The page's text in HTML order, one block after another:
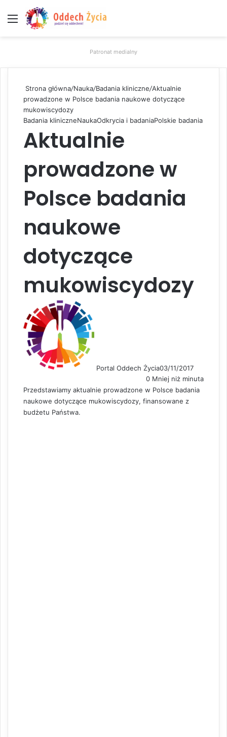
Menu
Patronat medialny
Strona główna/Nauka/Badania kliniczne/Aktualnie
prowadzone w Polsce badania naukowe dotyczące
mukowiscydozy
Badania kliniczneNaukaOdkrycia i badaniaPolskie badania
Aktualnie
prowadzone w
Polsce badania
naukowe
dotyczące
mukowiscydozy
Portal Oddech Życia03/11/2017
0 Mniej niż minuta
Przedstawiamy aktualnie prowadzone w Polsce badania
naukowe dotyczące mukowiscydozy, finansowane z
budżetu Państwa.